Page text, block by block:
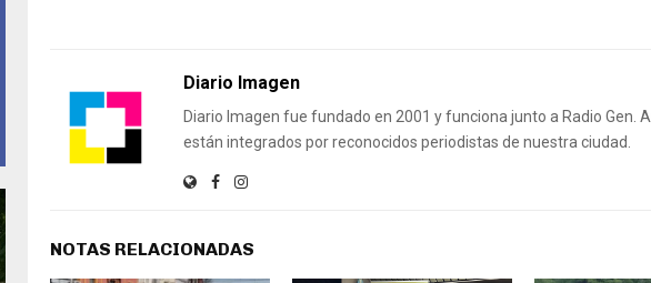
Diario Imagen
Diario Imagen fue fundado en 2001 y funciona junto a Radio Gen.
están integrados por reconocidos periodistas de nuestra ciudad.
NOTAS RELACIONADAS